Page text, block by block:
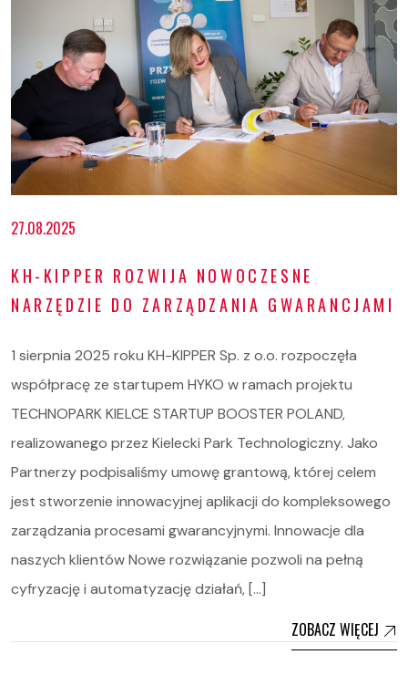
27.08.2025
KH-KIPPER ROZWIJA NOWOCZESNE
NARZĘDZIE DO ZARZĄDZANIA GWARANCJAMI
1 sierpnia 2025 roku KH-KIPPER Sp. z o.o. rozpoczęła
współpracę ze startupem HYKO w ramach projektu
TECHNOPARK KIELCE STARTUP BOOSTER POLAND,
realizowanego przez Kielecki Park Technologiczny. Jako
Partnerzy podpisaliśmy umowę grantową, której celem
jest stworzenie innowacyjnej aplikacji do kompleksowego
zarządzania procesami gwarancyjnymi. Innowacje dla
naszych klientów Nowe rozwiązanie pozwoli na pełną
cyfryzację i automatyzację działań, […]
ZOBACZ WIĘCEJ